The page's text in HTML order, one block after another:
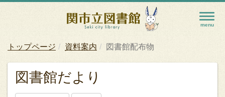
トップページ 資料案内 図書館配布物
図書館だより